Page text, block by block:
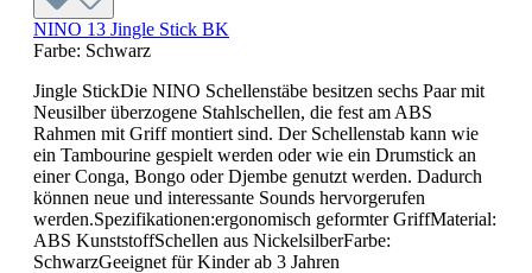
NINO 13 Jingle Stick BK
Farbe: Schwarz
Jingle StickDie NINO Schellenstäbe besitzen sechs Paar mit
Neusilber überzogene Stahlschellen, die fest am ABS
Rahmen mit Griff montiert sind. Der Schellenstab kann wie
ein Tambourine gespielt werden oder wie ein Drumstick an
einer Conga, Bongo oder Djembe genutzt werden. Dadurch
können neue und interessante Sounds hervorgerufen
werden.Spezifikationen:ergonomisch geformter GriffMaterial:
ABS KunststoffSchellen aus NickelsilberFarbe:
SchwarzGeeignet für Kinder ab 3 Jahren